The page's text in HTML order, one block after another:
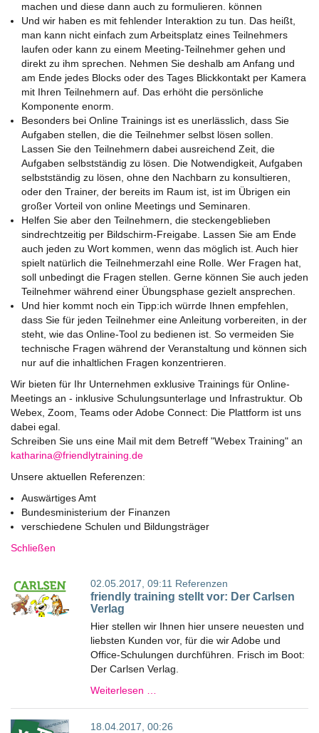
machen und diese dann auch zu formulieren. können
Und wir haben es mit fehlender Interaktion zu tun. Das heißt,
man kann nicht einfach zum Arbeitsplatz eines Teilnehmers
laufen oder kann zu einem Meeting-Teilnehmer gehen und
direkt zu ihm sprechen. Nehmen Sie deshalb am Anfang und
am Ende jedes Blocks oder des Tages Blickkontakt per Kamera
mit Ihren Teilnehmern auf. Das erhöht die persönliche
Komponente enorm.
Besonders bei Online Trainings ist es unerlässlich, dass Sie
Aufgaben stellen, die die Teilnehmer selbst lösen sollen.
Lassen Sie den Teilnehmern dabei ausreichend Zeit, die
Aufgaben selbstständig zu lösen. Die Notwendigkeit, Aufgaben
selbstständig zu lösen, ohne den Nachbarn zu konsultieren,
oder den Trainer, der bereits im Raum ist, ist im Übrigen ein
großer Vorteil von online Meetings und Seminaren.
Helfen Sie aber den Teilnehmern, die steckengeblieben
sindrechtzeitig per Bildschirm-Freigabe. Lassen Sie am Ende
auch jeden zu Wort kommen, wenn das möglich ist. Auch hier
spielt natürlich die Teilnehmerzahl eine Rolle. Wer Fragen hat,
soll unbedingt die Fragen stellen. Gerne können Sie auch jeden
Teilnehmer während einer Übungsphase gezielt ansprechen.
Und hier kommt noch ein Tipp:ich würrde Ihnen empfehlen,
dass Sie für jeden Teilnehmer eine Anleitung vorbereiten, in der
steht, wie das Online-Tool zu bedienen ist. So vermeiden Sie
technische Fragen während der Veranstaltung und können sich
nur auf die inhaltlichen Fragen konzentrieren.
Wir bieten für Ihr Unternehmen exklusive Trainings für Online-
Meetings an - inklusive Schulungsunterlage und Infrastruktur. Ob
Webex, Zoom, Teams oder Adobe Connect: Die Plattform ist uns
dabei egal.
Schreiben Sie uns eine Mail mit dem Betreff "Webex Training" an
ed.gniniartyldneirf@anirahtak
Unsere aktuellen Referenzen:
Auswärtiges Amt
Bundesministerium der Finanzen
verschiedene Schulen und Bildungsträger
Schließen
02.05.2017, 09:11 Referenzen
friendly training stellt vor: Der Carlsen
Verlag
Hier stellen wir Ihnen hier unsere neuesten und
liebsten Kunden vor, für die wir Adobe und
Office-Schulungen durchführen. Frisch im Boot:
Der Carlsen Verlag.
Weiterlesen …
18.04.2017, 00:26